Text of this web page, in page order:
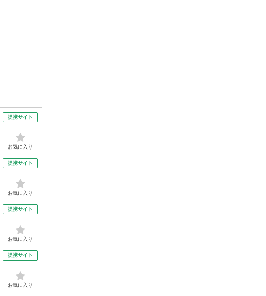
提携サイト
お気に入り
提携サイト
お気に入り
提携サイト
お気に入り
提携サイト
お気に入り